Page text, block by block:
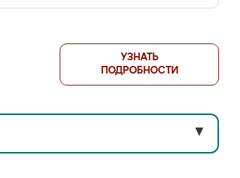
УЗНАТЬ
ПОДРОБНОСТИ
▼